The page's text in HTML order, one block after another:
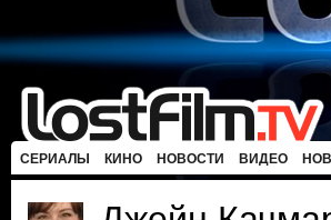
СЕРИАЛЫ КИНО НОВОСТИ ВИДЕО